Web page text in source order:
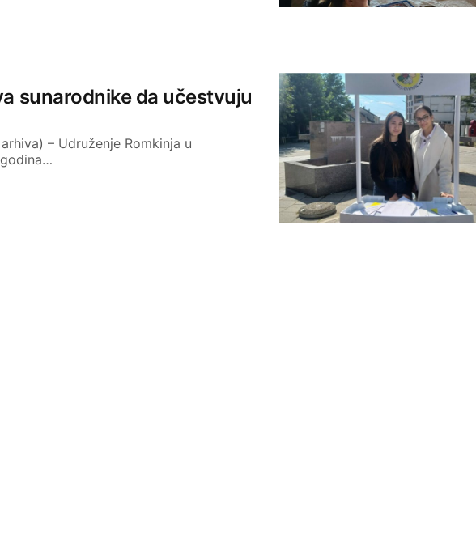
sunarodnike da učestvuju
– Udruženje Romkinja u